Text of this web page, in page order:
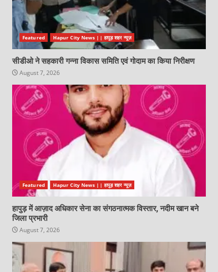
Featured Hapur City News || हापुड़ शहर न्यूज़
सीडीओ ने सहकारी गन्ना विकास समिति एवं गोदाम का किया निरीक्षण
August 7, 2026
Featured Hapur City News || हापुड़ शहर न्यूज़
हापुड़ में आज़ाद अधिकार सेना का संगठनात्मक विस्तार, नदीम खान बने
जिला प्रभारी
August 7, 2026